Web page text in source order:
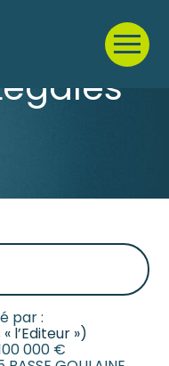
par :
l’Editeur »)
000 €